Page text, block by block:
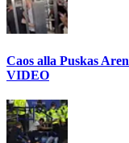
Caos alla Puskas
VIDEO